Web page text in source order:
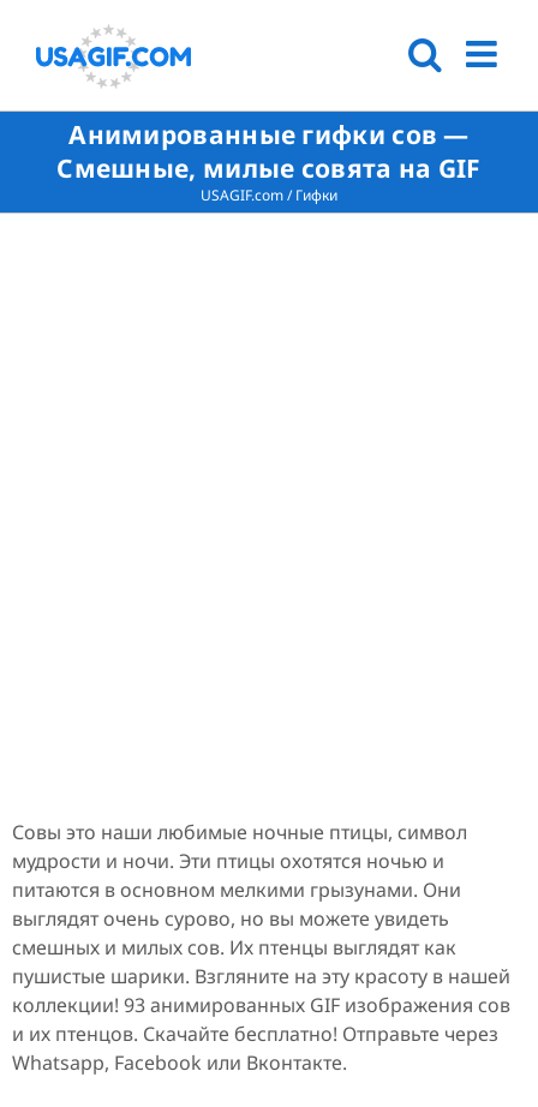
Анимированные гифки сов —
Смешные, милые совята на GIF
USAGIF.com/Гифки
Совы это наши любимые ночные птицы, символ
мудрости и ночи. Эти птицы охотятся ночью и
питаются в основном мелкими грызунами. Они
выглядят очень сурово, но вы можете увидеть
смешных и милых сов. Их птенцы выглядят как
пушистые шарики. Взгляните на эту красоту в нашей
коллекции! 93 анимированных GIF изображения сов
и их птенцов. Скачайте бесплатно! Отправьте через
Whatsapp, Facebook или Вконтакте.